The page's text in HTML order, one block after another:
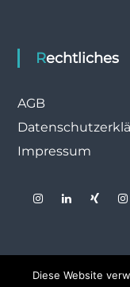
Rechtliches
AGB
Impressum
Diese Website